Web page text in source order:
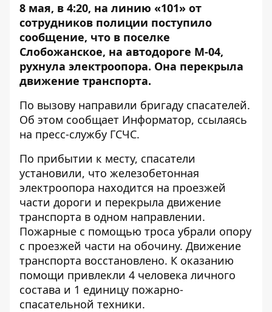
8 мая, в 4:20, на линию «101» от
сотрудников полиции поступило
сообщение, что в поселке
Слобожанское, на автодороге М-04,
рухнула электроопора. Она перекрыла
движение транспорта.
По вызову направили бригаду спасателей.
Об этом сообщает Информатор, ссылаясь
на пресс-службу ГСЧС.
По прибытии к месту, спасатели
установили, что железобетонная
электроопора находится на проезжей
части дороги и перекрыла движение
транспорта в одном направлении.
Пожарные с помощью троса убрали опору
с проезжей части на обочину. Движение
транспорта восстановлено. К оказанию
помощи привлекли 4 человека личного
состава и 1 единицу пожарно-
спасательной техники.